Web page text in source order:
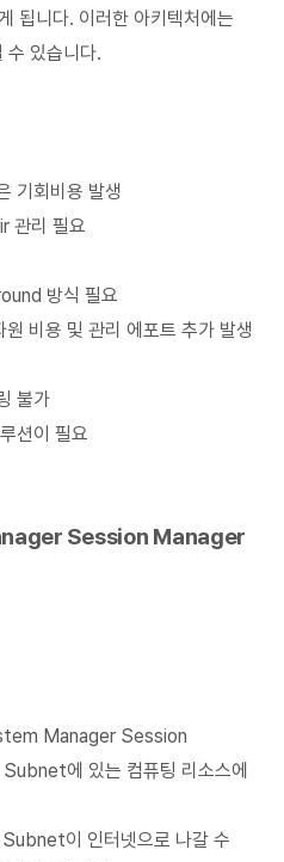
됩니다. 이러한 아키텍처에는
있습니다.
기회비용 발생
관리 필요
방식 필요
비용 및 관리 에포트 추가 발생
불가
션이 필요
Session Manager
Manager Session
에 있는 컴퓨팅 리소스에
이 인터넷으로 나갈 수